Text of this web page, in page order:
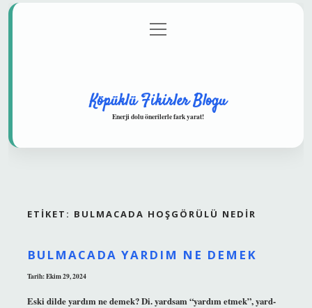
Gizlilik Politikası
menüyü
aç
Köpüklü Fikirler Blogu
Enerji dolu önerilerle fark yarat!
ETIKET: BULMACADA HOŞGÖRÜLÜ NEDIR
BULMACADA YARDIM NE DEMEK
Tarih: Ekim 29, 2024
Eski dilde yardım ne demek? Di. yardsam “yardım etmek”, yard-